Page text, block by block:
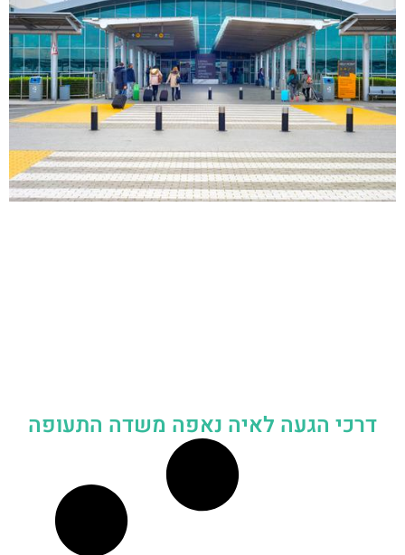
דרכי הגעה לאיה נאפה משדה התעופה